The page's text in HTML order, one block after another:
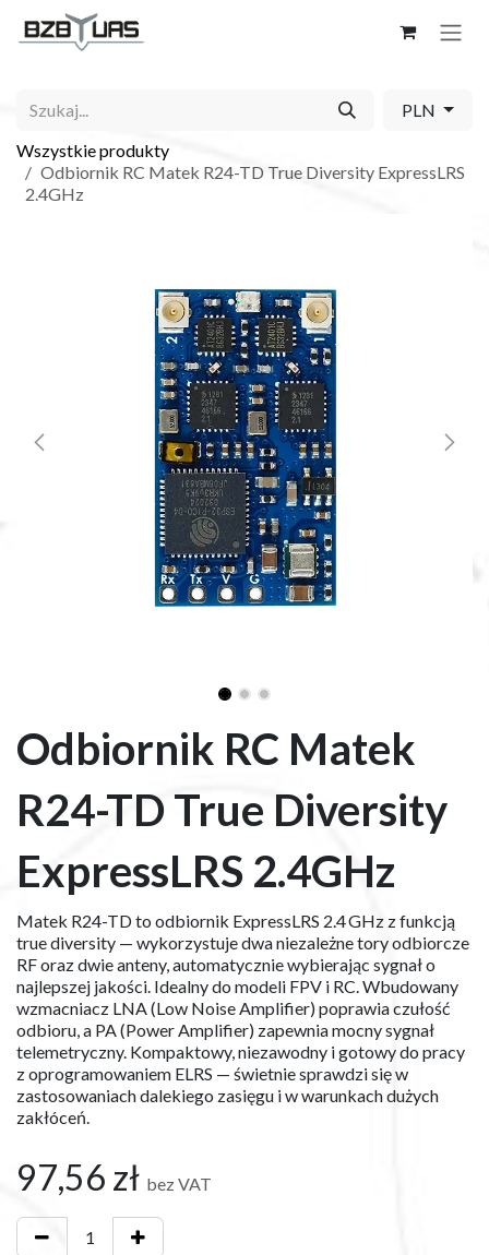
Skip to Content
PLN
Wszystkie produkty
Odbiornik RC Matek R24-TD True Diversity ExpressLRS
2.4GHz
Odbiornik RC Matek
R24-TD True Diversity
ExpressLRS 2.4GHz
Matek R24-TD to odbiornik ExpressLRS 2.4 GHz z funkcją
true diversity — wykorzystuje dwa niezależne tory odbiorcze
RF oraz dwie anteny, automatycznie wybierając sygnał o
najlepszej jakości. Idealny do modeli FPV i RC. Wbudowany
wzmacniacz LNA (Low Noise Amplifier) poprawia czułość
odbioru, a PA (Power Amplifier) zapewnia mocny sygnał
telemetryczny. Kompaktowy, niezawodny i gotowy do pracy
z oprogramowaniem ELRS — świetnie sprawdzi się w
zastosowaniach dalekiego zasięgu i w warunkach dużych
zakłóceń.
97,56 zł bez VAT